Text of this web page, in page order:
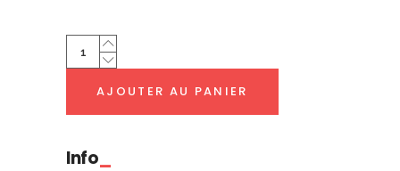
Momartik
2
(Vertical)AJOUTER AU PANIER
Info